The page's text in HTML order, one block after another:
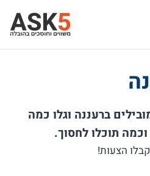
ברעננה וגלו כמה
תוכלו לחסוך.